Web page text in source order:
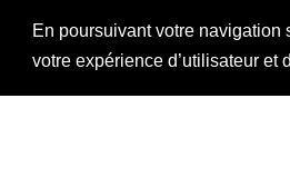
En poursuivant votre navigation
votre expérience d’utilisateur et